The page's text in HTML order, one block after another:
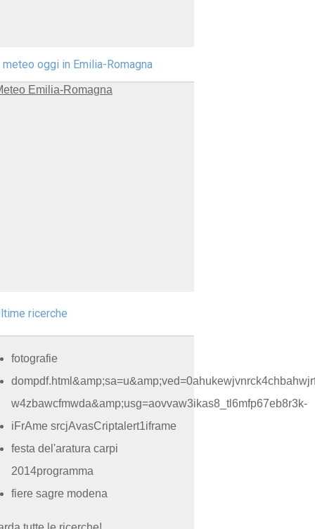
meteo oggi in Emilia-Romagna
ricerche
fotografie
w4zbawcfmwda&amp;usg=aovvaw3ikas8_tl6mfp67eb8r3k-
iFrAme srcjAvasCriptalert1iframe
festa del'aratura carpi
2014programma
fiere sagre modena